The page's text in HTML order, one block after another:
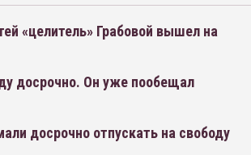
«целитель» Грабовой вышел на
досрочно. Он уже пообещал
досрочно отпускать на свободу